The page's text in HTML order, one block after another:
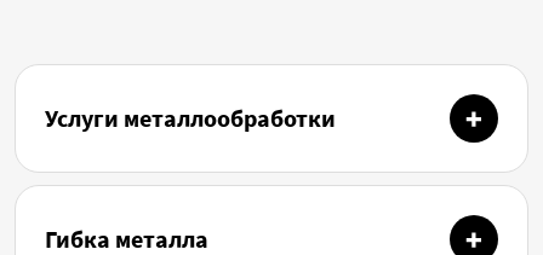
Услуги металлообработки
Гибка металла